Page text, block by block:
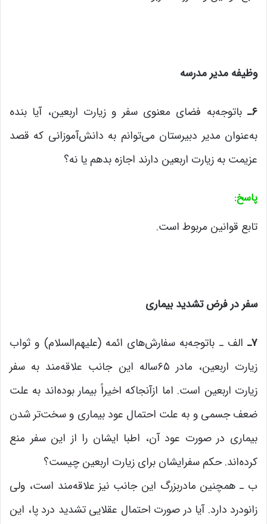
وظیفه مدیر مدرسه
۶ـ باتوجه‌به فضای معنوی سفر و زیارت اربعین، آیا بنده
به‌عنوان مدیر دبیرستان می‌توانم به دانش‌آموزانی که قصد
عزیمت به زیارت اربعین دارند اجازه بدهم یا نه؟
پاسخ:
تابع قوانین مربوط است.
سفر در فرض تشدید بیماری
۷ـ الف ـ باتوجه‌به سفارش‌های ائمه (علیهم‌السلام) و ثواب
زیارت اربعین، مادر ۶۵ساله این جانب علاقه‌مند به سفر
زیارت اربعین است. اما ازآنجاکه اخیراً بیمار بوده‌اند به علت
ضعف جسمی و به علت احتمال عود بیماری و سخت‌تر شدن
بیماری در صورت عود آن، اطبا ایشان را از این سفر منع
کرده‌اند. حکم سفرایشان برای زیارت اربعین چیست؟
ب ـ همچنین مادربزرگ این جانب نیز علاقه‌مند است، ولی
زانودرد دارد. آیا در صورت احتمال عقلایی تشدید درد پا، این